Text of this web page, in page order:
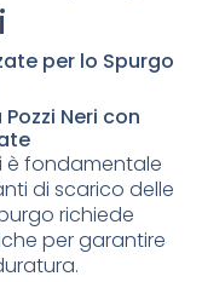
per lo Spurgo
Neri con
è fondamentale
di scarico delle
richiede
per garantire